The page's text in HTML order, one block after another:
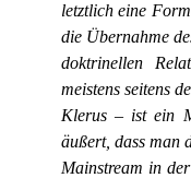
letztlich eine
die Übernahme
doktrinellen
meistens seitens
Klerus – ist ein
äußert, dass man
Mainstream in